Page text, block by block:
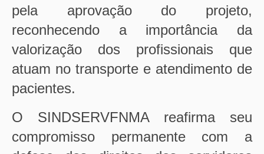
pela aprovação do projeto,
reconhecendo a importância da
valorização dos profissionais que
atuam no transporte e atendimento de
pacientes.
O SINDSERVFNMA reafirma seu
compromisso permanente com a